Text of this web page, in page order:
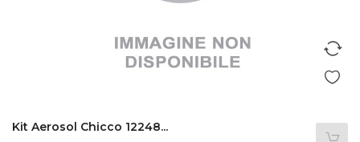
Kit Aerosol Chicco 12248...